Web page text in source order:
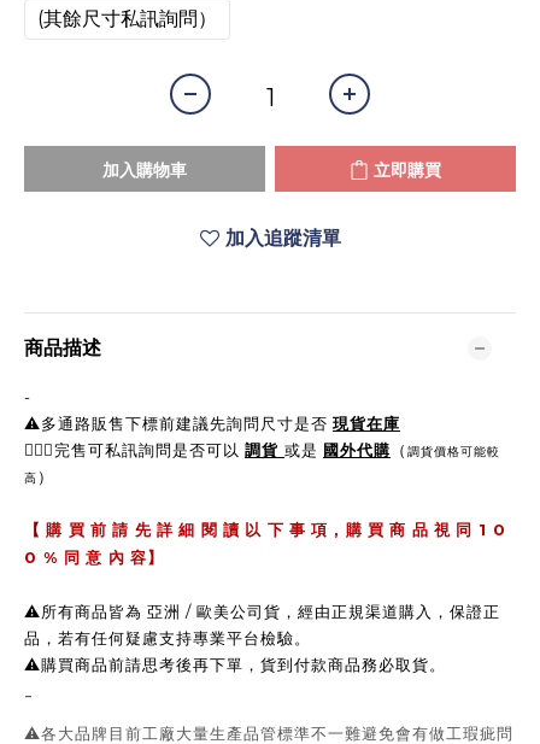
(其餘尺寸私訊詢問）
加入購物車 立即購買
加入追蹤清單
商品描述
-
⚠️多通路販售下標前建議先詢問尺寸是否 現貨在庫
🙋🏼‍♀完售可私訊詢問是否可以 調貨 或是 國外代購 （ 調貨價格可能較
高 ）
【 購 買 前 請 先 詳 細 閱 讀 以 下 事 項 , 購 買 商 品 視 同 1 0
0 % 同 意 內 容】
⚠️所有商品皆為 亞洲 / 歐美公司貨，經由正規渠道購入，保證正
品，若有任何疑慮支持專業平台檢驗。
⚠️購買商品前請思考後再下單，貨到付款商品務必取貨。
-
⚠️各大品牌目前工廠大量生產品管標準不一難避免會有做工瑕疵問